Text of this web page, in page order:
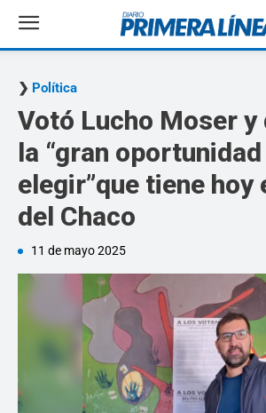
Política
Votó Lucho Moser y
la “gran
elegir”que tiene hoy
del Chaco
11 de mayo 2025